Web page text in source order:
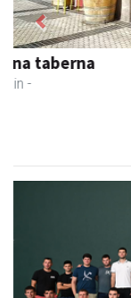
IZT
Andoain
Previous